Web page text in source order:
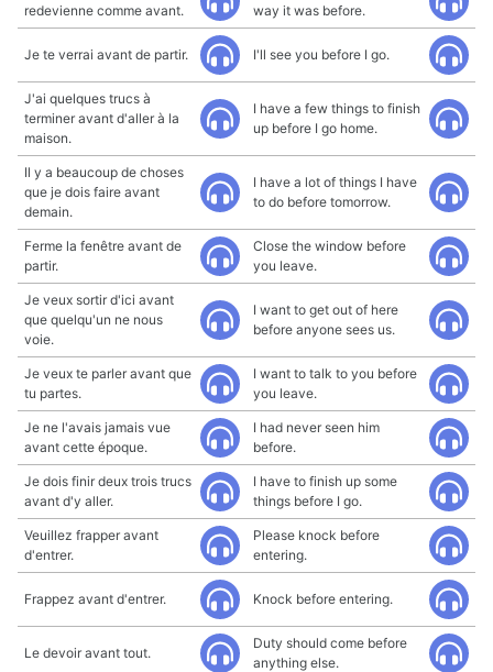
redevienne comme avant.
way it was before.
Je te verrai avant de partir. I'll see you before I go.
J'ai quelques trucs à
terminer avant d'aller à la
maison.
I have a few things to finish
up before I go home.
Il y a beaucoup de choses
que je dois faire avant
demain.
I have a lot of things I have
to do before tomorrow.
Ferme la fenêtre avant de
partir.
Close the window before
you leave.
Je veux sortir d'ici avant
que quelqu'un ne nous
voie.
I want to get out of here
before anyone sees us.
Je veux te parler avant que
tu partes.
I want to talk to you before
you leave.
Je ne l'avais jamais vue
avant cette époque.
I had never seen him
before.
Je dois finir deux trois trucs
avant d'y aller.
I have to finish up some
things before I go.
Veuillez frapper avant
d'entrer.
Please knock before
entering.
Frappez avant d'entrer. Knock before entering.
Le devoir avant tout.
Duty should come before
anything else.